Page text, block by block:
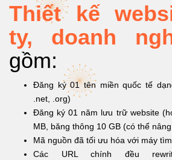
Thiết kế
ty, doanh
gồm:
Đăng ký 01 tên miền quốc tế
.net, .org)
Đăng ký 01 năm lưu trữ website
MB, băng thông 10 GB (có thể
Mã nguồn đã tối ưu hóa với máy
Các URL chính đều